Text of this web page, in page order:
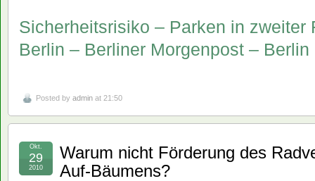
Sicherheitsrisiko – Parken in zweiter
Berlin – Berliner Morgenpost – Berlin
Posted by admin at 21:50
Warum nicht Förderung des
Auf-Bäumens?
Okt.
29
2010